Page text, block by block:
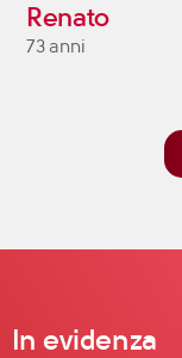
Renato
73 anni
In evidenza